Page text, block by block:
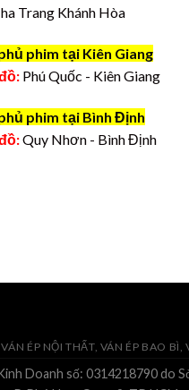
Trang Khánh Hòa
phim tại Kiên Giang
Phú Quốc - Kiên Giang
phim tại Bình Định
Quy Nhơn - Bình Định
VÁN ÉP NỘI THẤT, VÁN ÉP BAO BÌ,
Doanh số: 0314218790 do